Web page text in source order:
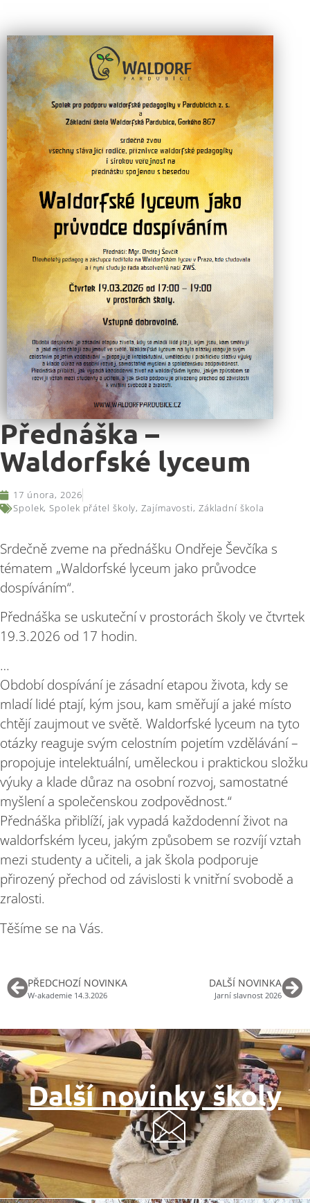
Přednáška –
Waldorfské lyceum
17 února, 2026
Spolek,Spolek přátel školy,Zajímavosti, Základní škola
Srdečně zveme na přednášku Ondřeje Ševčíka s
tématem „Waldorfské lyceum jako průvodce
dospíváním“.
Přednáška se uskuteční v prostorách školy ve čtvrtek
19.3.2026 od 17 hodin.
…
Období dospívání je zásadní etapou života, kdy se
mladí lidé ptají, kým jsou, kam směřují a jaké místo
chtějí zaujmout ve světě. Waldorfské lyceum na tyto
otázky reaguje svým celostním pojetím vzdělávání –
propojuje intelektuální, uměleckou i praktickou složku
výuky a klade důraz na osobní rozvoj, samostatné
myšlení a společenskou zodpovědnost.“
Přednáška přiblíží, jak vypadá každodenní život na
waldorfském lyceu, jakým způsobem se rozvíjí vztah
mezi studenty a učiteli, a jak škola podporuje
přirozený přechod od závislosti k vnitřní svobodě a
zralosti.
Těšíme se na Vás.
PŘEDCHOZÍ NOVINKA
W-akademie 14.3.2026
DALŠÍ NOVINKA
Jarní slavnost 2026
Další novinky školy